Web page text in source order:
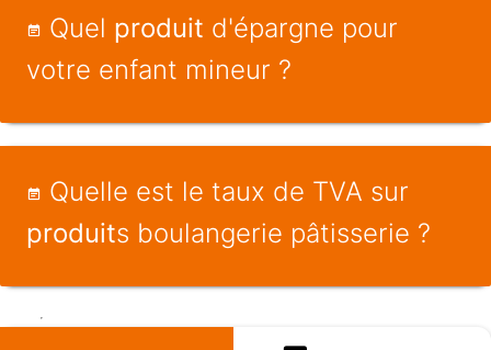
Quel produit d'épargne pour
votre enfant mineur ?
Quelle est le taux de TVA sur
produits boulangerie pâtisserie ?